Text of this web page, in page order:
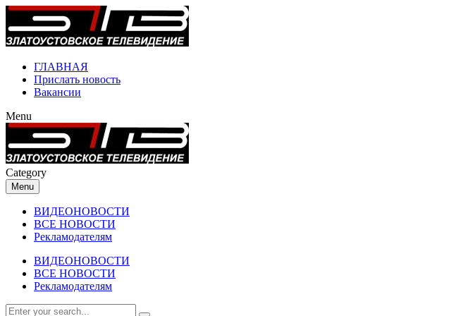
ГЛАВНАЯ
Прислать новость
Вакансии
Menu
Category
Menu
ВИДЕОНОВОСТИ
ВСЕ НОВОСТИ
Рекламодателям
ВИДЕОНОВОСТИ
ВСЕ НОВОСТИ
Рекламодателям